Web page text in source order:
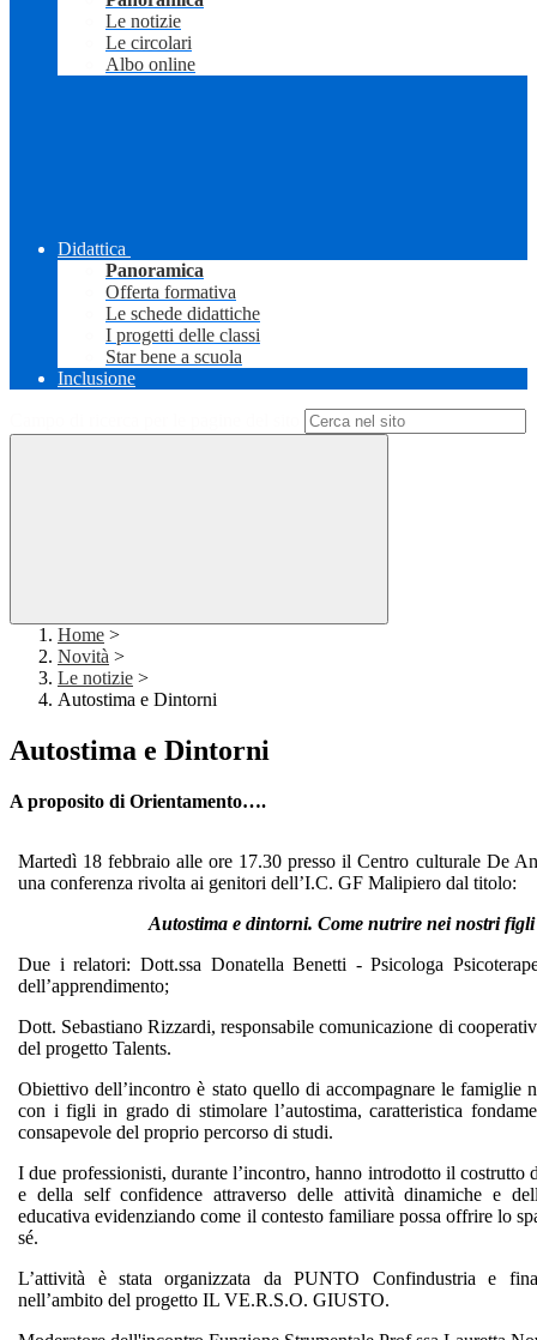
Le notizie
Le circolari
Albo online
Didattica
Panoramica
Offerta formativa
Le schede didattiche
I progetti delle classi
Star bene a scuola
Inclusione
Home >
Novità >
Le notizie >
Autostima e Dintorni
Autostima e Dintorni
A proposito di Orientamento….
Martedì 18 febbraio alle ore 17.30 presso il Centro culturale De
una conferenza rivolta ai genitori dell’I.C. GF Malipiero dal titolo:
Autostima e dintorni. Come nutrire nei nostri figli
Due i relatori: Dott.ssa Donatella Benetti - Psicologa
dell’apprendimento;
Dott. Sebastiano Rizzardi, responsabile comunicazione di
del progetto Talents.
Obiettivo dell’incontro è stato quello di accompagnare le famiglie
con i figli in grado di stimolare l’autostima, caratteristica
consapevole del proprio percorso di studi.
I due professionisti, durante l’incontro, hanno introdotto il costrutto
e della self confidence attraverso delle attività dinamiche e
educativa evidenziando come il contesto familiare possa offrire lo
sé.
L’attività è stata organizzata da PUNTO Confindustria e
nell’ambito del progetto IL VE.R.S.O. GIUSTO.